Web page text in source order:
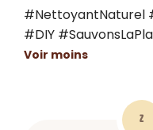
#NettoyantNaturel
#DIY
Voir moins
Z